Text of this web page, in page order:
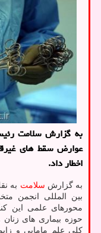
به گزارش سلامت
عوارض سقط های
اخطار داد.
به گزارش سلامت به
بین المللی انجمن
محورهای علمی این
حوزه بیماری های
کلی علم مامایی و